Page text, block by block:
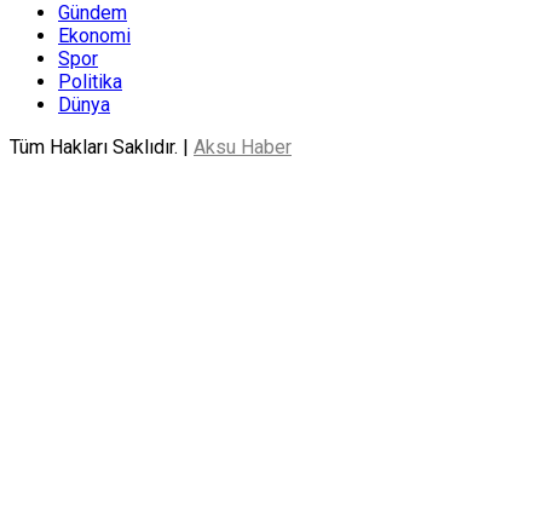
Gündem
Ekonomi
Spor
Politika
Dünya
Tüm Hakları Saklıdır. | Aksu Haber